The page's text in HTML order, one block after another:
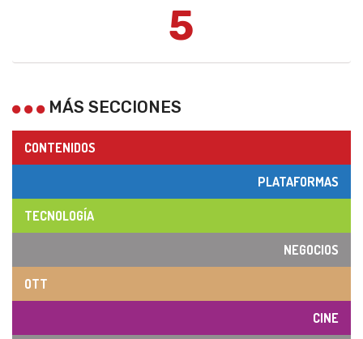
5
MÁS SECCIONES
CONTENIDOS
PLATAFORMAS
TECNOLOGÍA
NEGOCIOS
OTT
CINE